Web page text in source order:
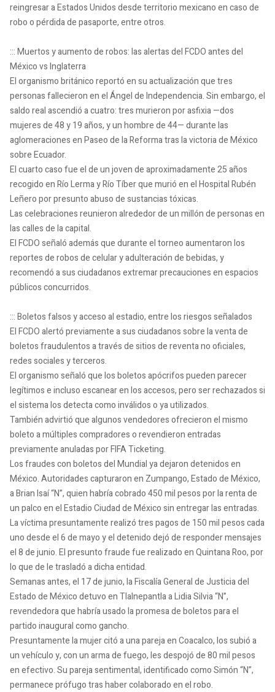
reingresar a Estados Unidos desde territorio mexicano en caso de
robo o pérdida de pasaporte, entre otros.
::: Muertos y aumento de robos: las alertas del FCDO antes del
México vs Inglaterra
El organismo británico reportó en su actualización que tres
personas fallecieron en el Ángel de Independencia. Sin embargo, el
saldo real ascendió a cuatro: tres murieron por asfixia —dos
mujeres de 48 y 19 años, y un hombre de 44— durante las
aglomeraciones en Paseo de la Reforma tras la victoria de México
sobre Ecuador.
El cuarto caso fue el de un joven de aproximadamente 25 años
recogido en Río Lerma y Río Tíber que murió en el Hospital Rubén
Leñero por presunto abuso de sustancias tóxicas.
Las celebraciones reunieron alrededor de un millón de personas en
las calles de la capital.
El FCDO señaló además que durante el torneo aumentaron los
reportes de robos de celular y adulteración de bebidas, y
recomendó a sus ciudadanos extremar precauciones en espacios
públicos concurridos.
::: Boletos falsos y acceso al estadio, entre los riesgos señalados
El FCDO alertó previamente a sus ciudadanos sobre la venta de
boletos fraudulentos a través de sitios de reventa no oficiales,
redes sociales y terceros.
El organismo señaló que los boletos apócrifos pueden parecer
legítimos e incluso escanear en los accesos, pero ser rechazados si
el sistema los detecta como inválidos o ya utilizados.
También advirtió que algunos vendedores ofrecieron el mismo
boleto a múltiples compradores o revendieron entradas
previamente anuladas por FIFA Ticketing.
Los fraudes con boletos del Mundial ya dejaron detenidos en
México. Autoridades capturaron en Zumpango, Estado de México,
a Brian Isaí “N”, quien habría cobrado 450 mil pesos por la renta de
un palco en el Estadio Ciudad de México sin entregar las entradas.
La víctima presuntamente realizó tres pagos de 150 mil pesos cada
uno desde el 6 de mayo y el detenido dejó de responder mensajes
el 8 de junio. El presunto fraude fue realizado en Quintana Roo, por
lo que de le trasladó a dicha entidad.
Semanas antes, el 17 de junio, la Fiscalía General de Justicia del
Estado de México detuvo en Tlalnepantla a Lidia Silvia “N”,
revendedora que habría usado la promesa de boletos para el
partido inaugural como gancho.
Presuntamente la mujer citó a una pareja en Coacalco, los subió a
un vehículo y, con un arma de fuego, les despojó de 80 mil pesos
en efectivo. Su pareja sentimental, identificado como Simón “N”,
permanece prófugo tras haber colaborado en el robo.